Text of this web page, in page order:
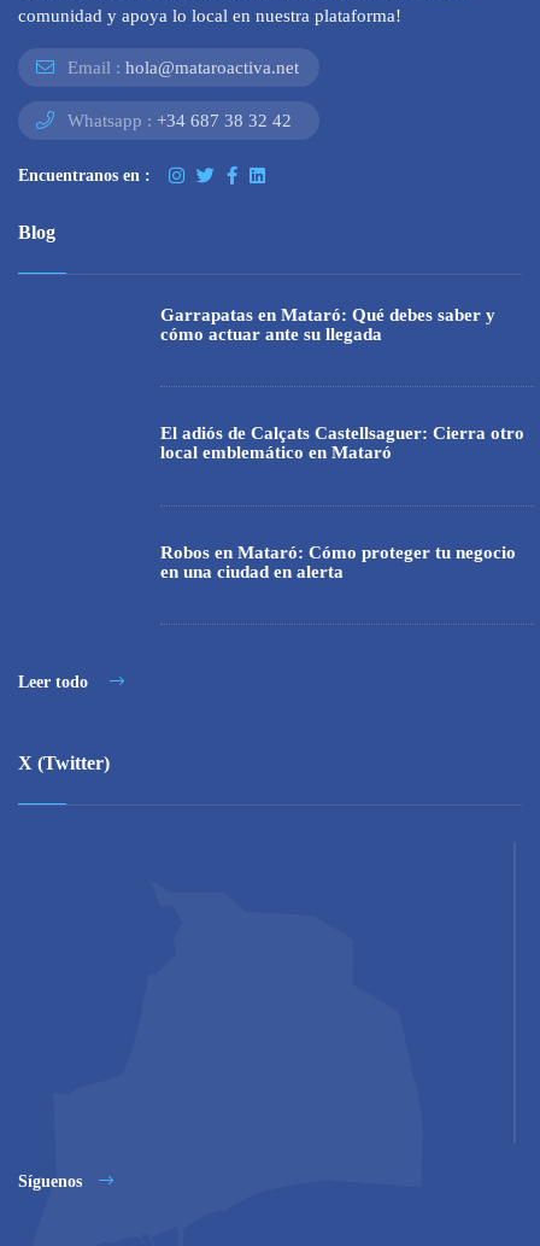
comunidad y apoya lo local en nuestra plataforma!
Email : hola@mataroactiva.net
Whatsapp : +34 687 38 32 42
Encuentranos en :
Blog
Garrapatas en Mataró: Qué debes saber y
cómo actuar ante su llegada
El adiós de Calçats Castellsaguer: Cierra otro
local emblemático en Mataró
Robos en Mataró: Cómo proteger tu negocio
en una ciudad en alerta
Leer todo
X (Twitter)
Síguenos